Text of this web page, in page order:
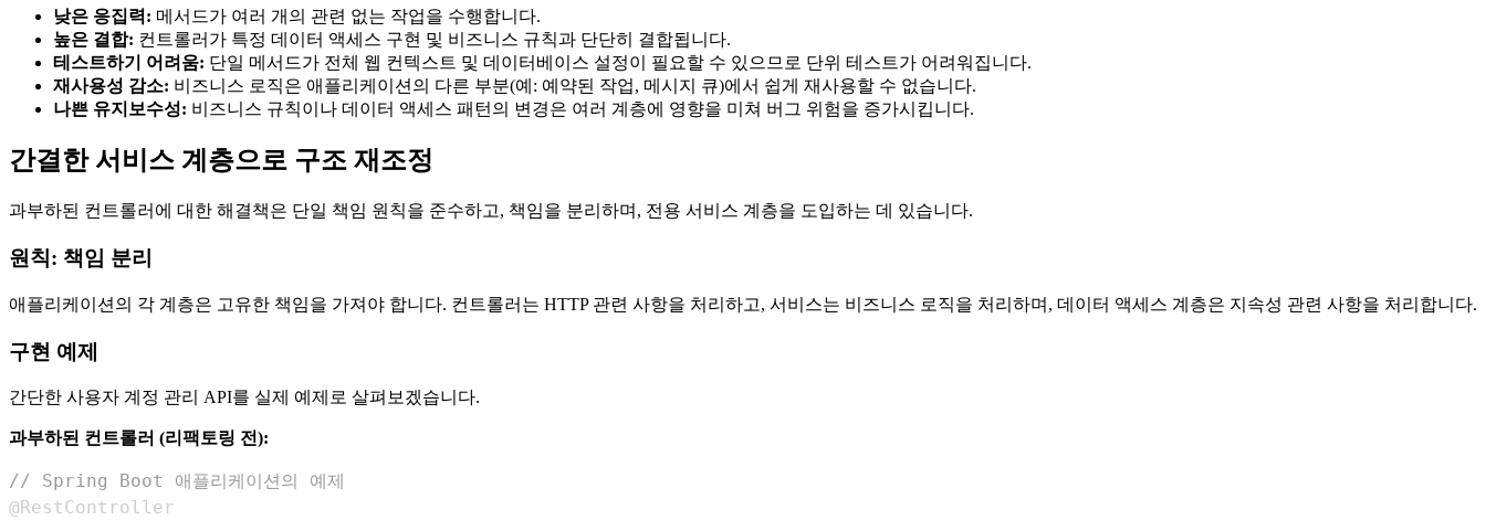
낮은 응집력: 메서드가 여러 개의 관련 없는 작업을 수행합니다.
높은 결합: 컨트롤러가 특정 데이터 액세스 구현 및 비즈니스 규칙과 단단히 결합됩니다.
테스트하기 어려움: 단일 메서드가 전체 웹 컨텍스트 및 데이터베이스 설정이 필요할 수 있으므로 단위 테스트가 어려워집니다.
재사용성 감소: 비즈니스 로직은 애플리케이션의 다른 부분(예: 예약된 작업, 메시지 큐)에서 쉽게 재사용할 수 없습니다.
나쁜 유지보수성: 비즈니스 규칙이나 데이터 액세스 패턴의 변경은 여러 계층에 영향을 미쳐 버그 위험을 증가시킵니다.
간결한 서비스 계층으로 구조 재조정
과부하된 컨트롤러에 대한 해결책은 단일 책임 원칙을 준수하고, 책임을 분리하며, 전용 서비스 계층을 도입하는 데 있습니다.
원칙: 책임 분리
애플리케이션의 각 계층은 고유한 책임을 가져야 합니다. 컨트롤러는 HTTP 관련 사항을 처리하고, 서비스는 비즈니스 로직을 처리하며, 데이터 액세스 계층은 지속성 관련 사항을 처리합니다.
구현 예제
간단한 사용자 계정 관리 API를 실제 예제로 살펴보겠습니다.
과부하된 컨트롤러 (리팩토링 전):
// Spring Boot 애플리케이션의 예제
@RestController